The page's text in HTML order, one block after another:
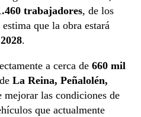
trabajadores, de los
estima que la obra estará
.
a cerca de 660 mil
La Reina, Peñalolén,
mejorar las condiciones de
que actualmente